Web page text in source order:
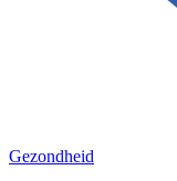
Gezondheid